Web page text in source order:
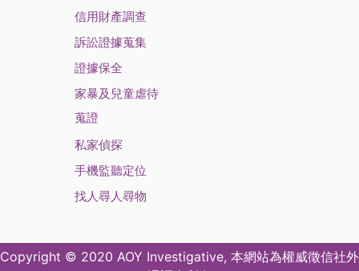
信用財產調查
訴訟證據蒐集
證據保全
家暴及兒童虐待
蒐證
私家偵探
手機監聽定位
找人尋人尋物
Copyright © 2020 AOY Investigative, 本網站為權威徵信社外